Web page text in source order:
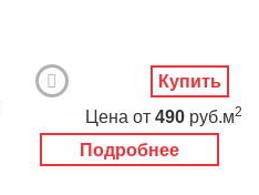
Подробнее
Цена от 490 руб.м2
Купить